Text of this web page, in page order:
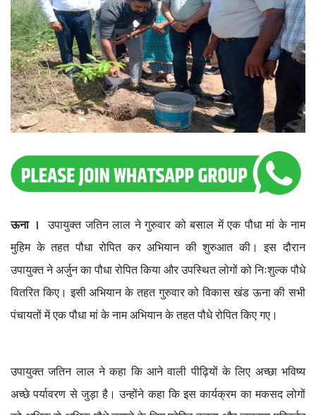
ऊना ।
उपायुक्त जतिन लाल ने गुरुवार को बसाल में एक पौधा मां के नाम
मुहिम के तहत पौधा रोपित कर अभियान की शुरुआत की। इस दौरान
उपायुक्त ने अर्जुन का पौधा रोपित किया और उपस्थित लोगों को निःशुल्क पौधे
वितरित किए। इसी अभियान के तहत गुरुवार को विकास खंड ऊना की सभी
पंचायतों में एक पौधा मां के नाम अभियान के तहत पौधे रोपित किए गए।
उपायुक्त जतिन लाल ने कहा कि आने वाली पीढ़ियों के लिए अच्छा भविष्य
अच्छे पर्यावरण से जुड़ा है। उन्होंने कहा कि इस कार्यक्रम का मकसद लोगों